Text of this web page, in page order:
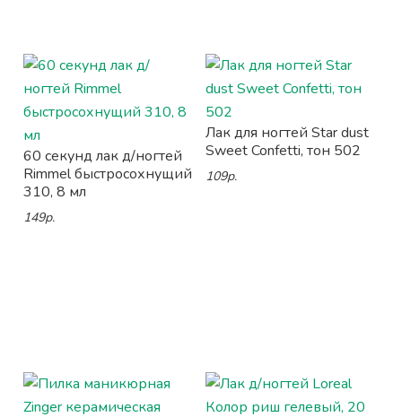
60 секунд лак д/ногтей
Rimmel быстросохнущий
310, 8 мл
149р.
Лак для ногтей Star dust
Sweet Confetti, тон 502
109р.